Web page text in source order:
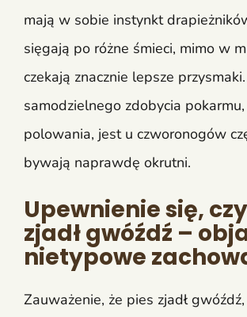
mają w sobie instynkt
sięgają po różne śmieci, mimo w
czekają znacznie lepsze
samodzielnego zdobycia
polowania, jest u czworonogów
bywają naprawdę okrutni.
Upewnienie się,
zjadł gwóźdź –
nietypowe
Zauważenie, że pies zjadł